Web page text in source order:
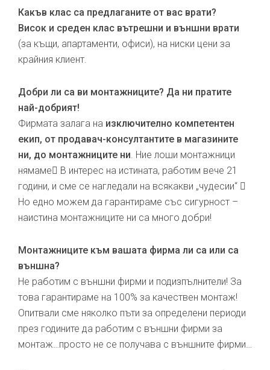
Какъв клас са предлаганите от вас врати?
Висок и среден клас вътрешни и външни врати
(за къщи, апартаменти, офиси), на ниски цени за
крайния клиент.
Добри ли са ви монтажниците? Да ни пратите
най-добрият!
Фирмата залага на изключително компетентен
екип, от продавач-консултантите в магазините
ни, до монтажниците ни . Ние лоши монтажници
нямаме В интерес на истината, работим вече 21
години, и сме се нагледали на всякакви „чудесии“ 
Но едно можем да гарантираме със сигурност –
наистина монтажниците ни са много добри!
Монтажниците към вашата фирма ли са или са
външна?
Не работим с външни фирми и подизпълнители! За
това гарантираме на 100% за качествен монтаж!
Опитвали сме няколко пъти за определени периоди
през годините да работим с външни фирми за
монтаж…просто не се получава с външните фирми…